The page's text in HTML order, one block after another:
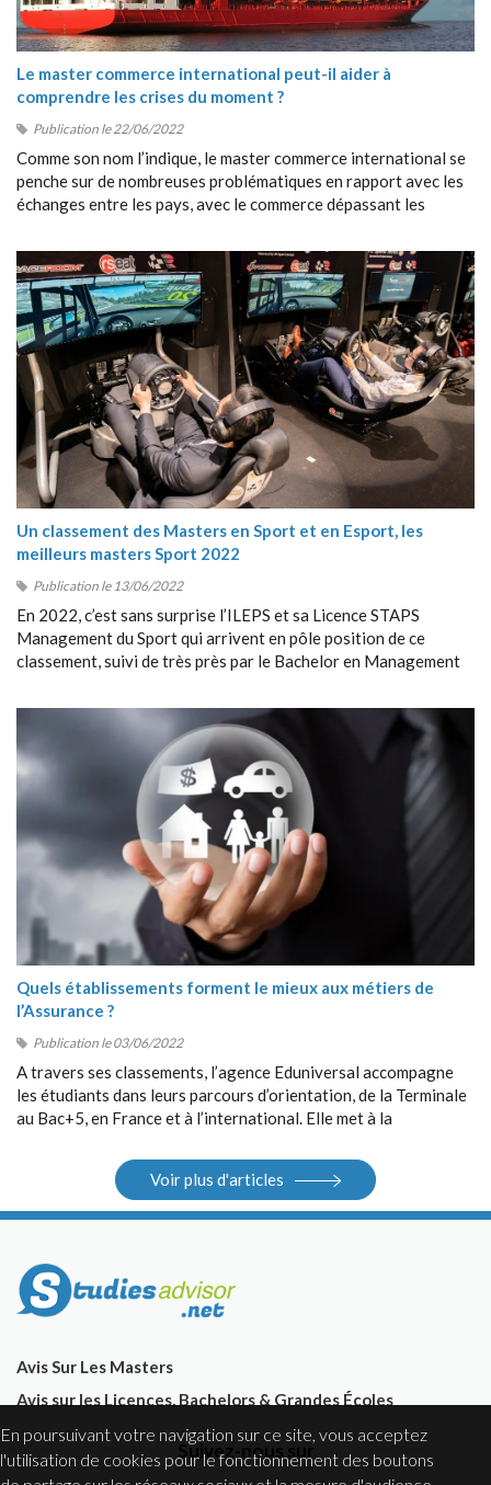
Le master commerce international peut-il aider à
comprendre les crises du moment ?
Publication le 22/06/2022
Comme son nom l’indique, le master commerce international se
penche sur de nombreuses problématiques en rapport avec les
échanges entre les pays, avec le commerce dépassant les
Un classement des Masters en Sport et en Esport, les
meilleurs masters Sport 2022
Publication le 13/06/2022
En 2022, c’est sans surprise l’ILEPS et sa Licence STAPS
Management du Sport qui arrivent en pôle position de ce
classement, suivi de très près par le Bachelor en Management
Quels établissements forment le mieux aux métiers de
l’Assurance ?
Publication le 03/06/2022
A travers ses classements, l’agence Eduniversal accompagne
les étudiants dans leurs parcours d’orientation, de la Terminale
au Bac+5, en France et à l’international. Elle met à la
Internet, salons.
Voir plus d'articles
Avis Sur Les Masters
Avis sur les Licences, Bachelors & Grandes Écoles
Suivez-nous sur
En poursuivant votre navigation sur ce site, vous acceptez
l'utilisation de cookies pour le fonctionnement des boutons